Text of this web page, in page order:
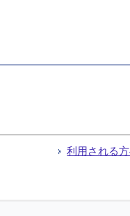
利用される